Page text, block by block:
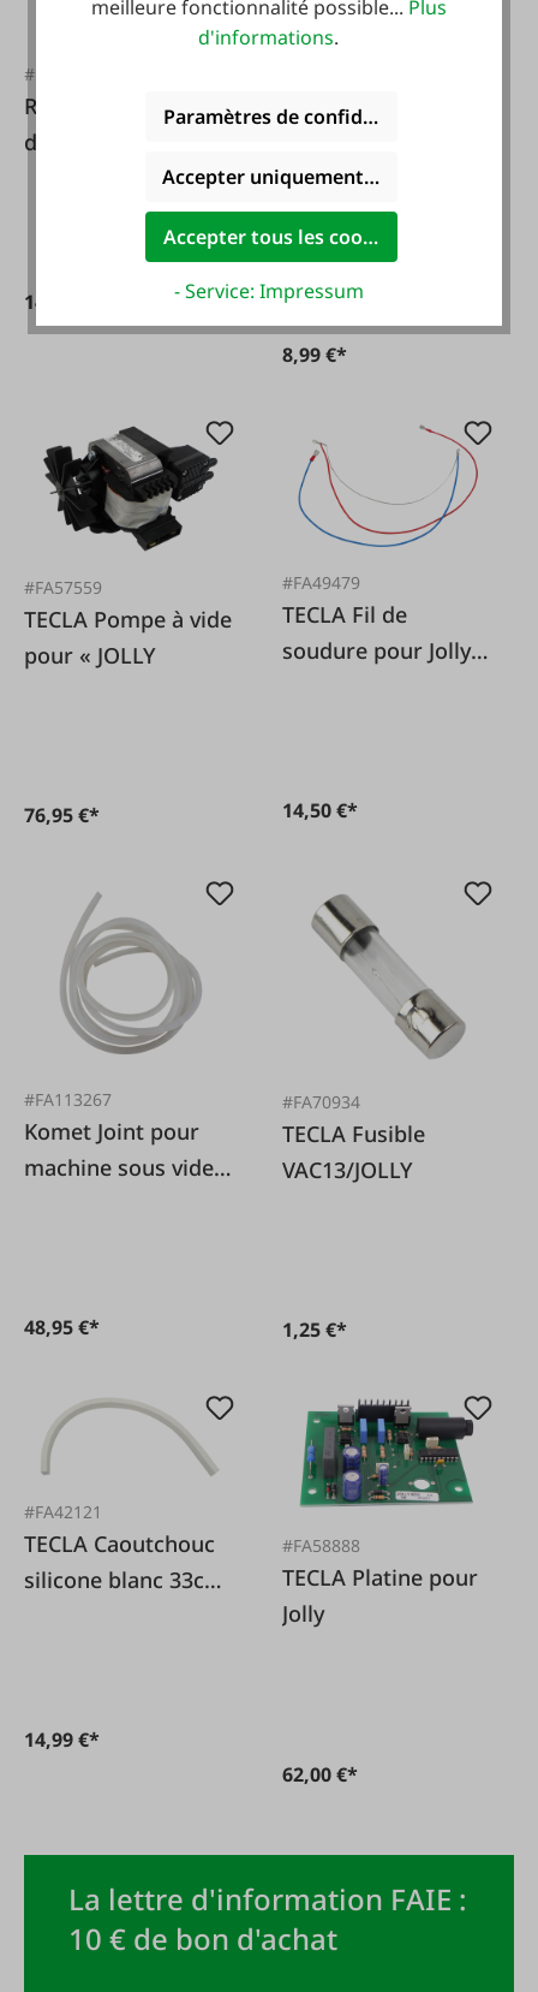
#FA131491
Rommelsbacher Kit
de joints pour
appareil de mise
sous vide VAC 585
14,95 €*
#FA49477
de soudure pour
VAC13
8,99 €*
#FA57559
TECLA Pompe à vide
pour « JOLLY
76,95 €*
#FA49479
TECLA Fil de
soudure pour Jolly à
14,50 €*
#FA113267
Komet Joint pour
machine sous vide à
48,95 €*
#FA70934
TECLA Fusible
VAC13/JOLLY
1,25 €*
#FA42121
TECLA Caoutchouc
silicone blanc 33cm
14,99 €*
#FA58888
TECLA Platine pour
Jolly
62,00 €*
La lettre d'information FAIE :
10 € de bon d'achat
meilleure fonctionnalité possible... Plus
d'informations.
Paramètres de confidentialité
Accepter uniquement les cookies
Accepter tous les cookies
- Service: Impressum